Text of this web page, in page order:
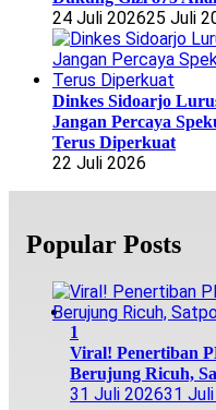
24 Juli 202625 Juli
Dinkes Sidoarjo
Jangan Percaya
Terus Diperkuat
22 Juli 2026
Popular Posts
1
Viral! Penertiban
Berujung Ricuh,
31 Juli 202631